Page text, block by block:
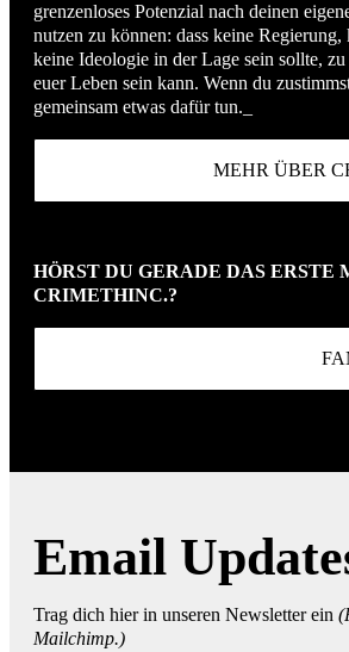
grenzenloses Potenzial nach deinen
nutzen zu können: dass keine
keine Ideologie in der Lage sein sollte,
euer Leben sein kann. Wenn du
gemeinsam etwas dafür tun._
MEHR ÜBER
HÖRST DU GERADE DAS ERSTE
CRIMETHINC.?
Email
Trag dich hier in unseren Newsletter ein
Mailchimp.)